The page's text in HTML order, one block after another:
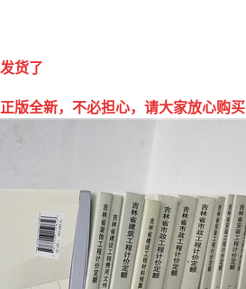
货了
版全新，不必担心，请大家放心购买